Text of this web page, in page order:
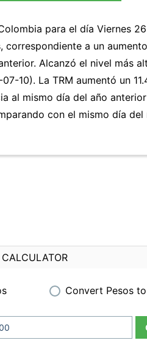
para el día Viernes
correspondiente a un
Alcanzó el nivel más
10). La TRM aumentó un
al mismo día del año
con el mismo día del
CALCULATOR
Convert Pesos